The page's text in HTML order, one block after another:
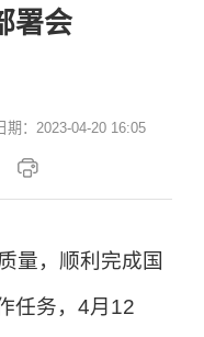
署会
期：2023-04-20 16:05
，顺利完成国
任务，4月12